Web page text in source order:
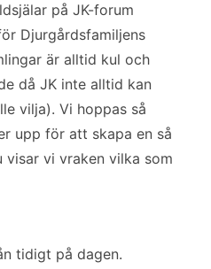
på JK-forum
Djurgårdsfamiljens
är alltid kul och
då JK inte alltid kan
vilja). Vi hoppas så
upp för att skapa en så
vi vraken vilka som
tidigt på dagen.